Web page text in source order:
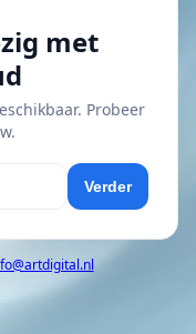
met
Probeer
Verder